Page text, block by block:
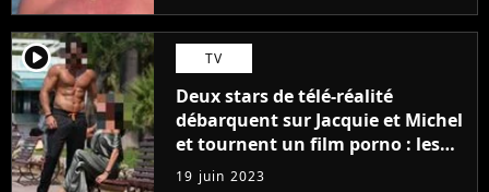
player2 TV
Deux stars de télé-réalité
débarquent sur Jacquie et Michel
et tournent un film porno : les
premières images du tournage
19 juin 2023